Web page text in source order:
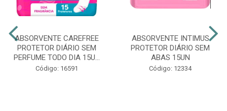
ABSORVENTE CAREFREE
PROTETOR DIÁRIO SEM
PERFUME TODO DIA 15U...
Código: 16591
ABSORVENTE INTIMUS
PROTETOR DIÁRIO SEM
ABAS 15UN
Código: 12334